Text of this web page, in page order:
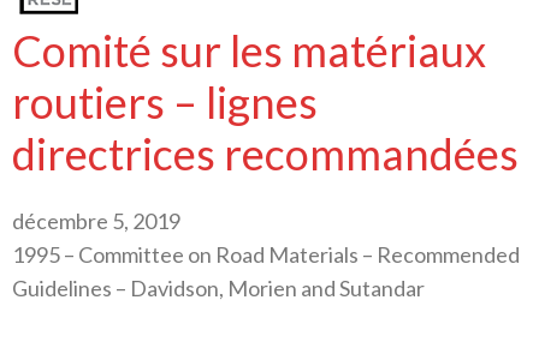
Comité sur les matériaux
routiers – lignes
directrices recommandées
décembre 5, 2019
1995 – Committee on Road Materials – Recommended
Guidelines – Davidson, Morien and Sutandar